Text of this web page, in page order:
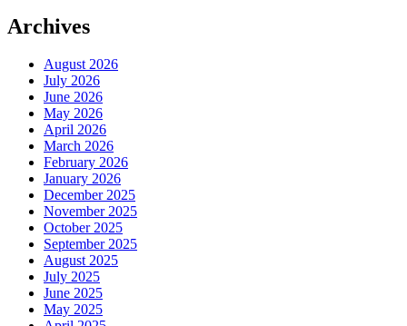
Archives
August 2026
July 2026
June 2026
May 2026
April 2026
March 2026
February 2026
January 2026
December 2025
November 2025
October 2025
September 2025
August 2025
July 2025
June 2025
May 2025